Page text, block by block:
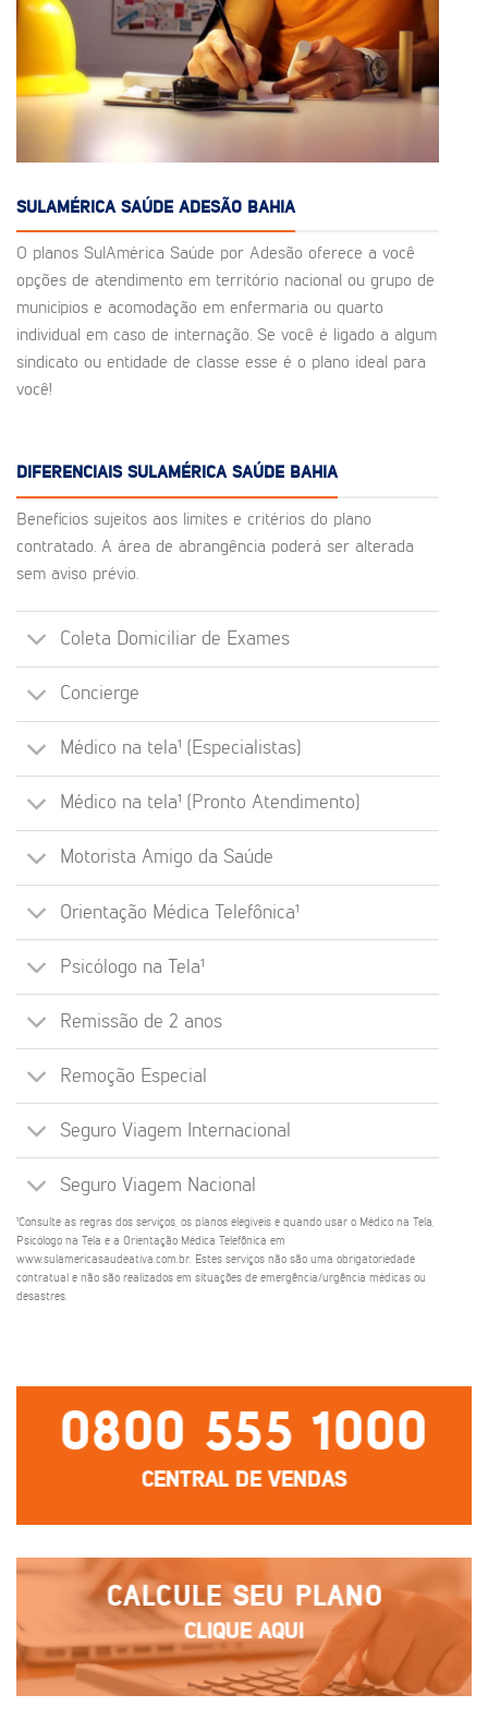
SULAMÉRICA SAÚDE ADESÃO BAHIA
O planos SulAmérica Saúde por Adesão oferece a você
opções de atendimento em território nacional ou grupo de
municípios e acomodação em enfermaria ou quarto
individual em caso de internação. Se você é ligado a algum
sindicato ou entidade de classe esse é o plano ideal para
você!
DIFERENCIAIS SULAMÉRICA SAÚDE BAHIA
Benefícios sujeitos aos limites e critérios do plano
contratado. A área de abrangência poderá ser alterada
sem aviso prévio.
Coleta Domiciliar de Exames
Concierge
Médico na tela¹ (Especialistas)
Médico na tela¹ (Pronto Atendimento)
Motorista Amigo da Saúde
Orientação Médica Telefônica¹
Psicólogo na Tela¹
Remissão de 2 anos
Remoção Especial
Seguro Viagem Internacional
Seguro Viagem Nacional
¹Consulte as regras dos serviços, os planos elegíveis e quando usar o Médico na Tela,
Psicólogo na Tela e a Orientação Médica Telefônica em
www.sulamericasaudeativa.com.br. Estes serviços não são uma obrigatoriedade
contratual e não são realizados em situações de emergência/urgência médicas ou
desastres.
0800 555 1000
CENTRAL DE VENDAS
CALCULE SEU PLANO
CLIQUE AQUI